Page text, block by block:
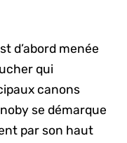
d’abord menée
qui
canons
se démarque
par son haut